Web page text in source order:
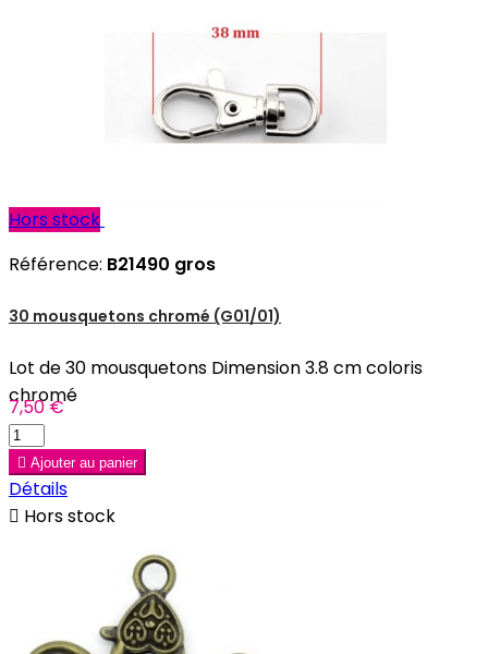
Hors stock
Référence: B21490 gros
30 mousquetons chromé (G01/01)
Lot de 30 mousquetons Dimension 3.8 cm coloris
chromé
7,50 €
 Ajouter au panier
Détails
 Hors stock